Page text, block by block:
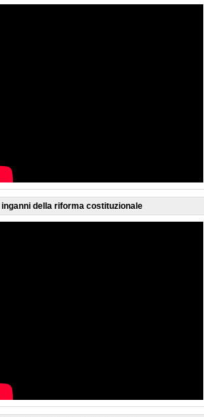
inganni della riforma costituzionale